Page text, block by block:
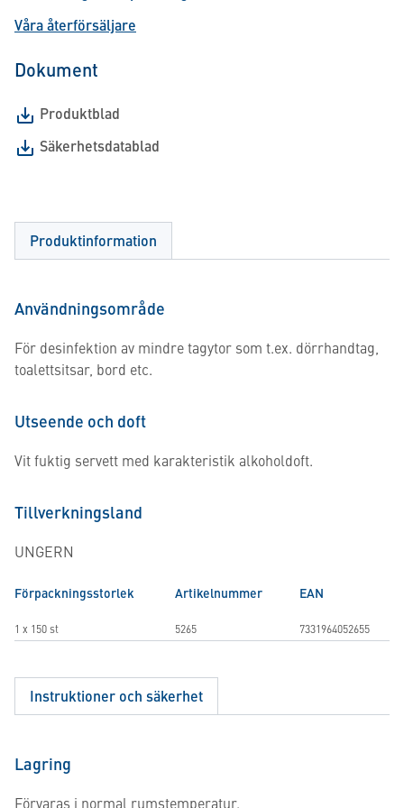
Våra återförsäljare
Dokument
Produktblad
Säkerhetsdatablad
Produktinformation
Användningsområde
För desinfektion av mindre tagytor som t.ex. dörrhandtag,
toalettsitsar, bord etc.
Utseende och doft
Vit fuktig servett med karakteristik alkoholdoft.
Tillverkningsland
UNGERN
Förpackningsstorlek Artikelnummer EAN
1 x 150 st 5265 7331964052655
Instruktioner och säkerhet
Lagring
Förvaras i normal rumstemperatur.